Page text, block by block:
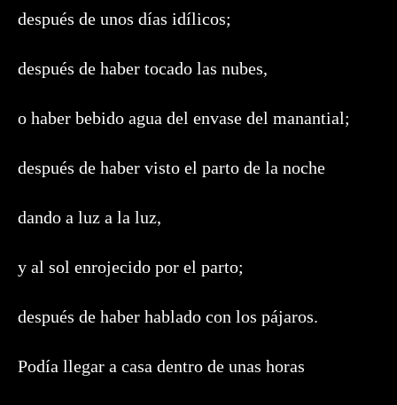
después de unos días idílicos;
después de haber tocado las nubes,
o haber bebido agua del envase del manantial;
después de haber visto el parto de la noche
dando a luz a la luz,
y al sol enrojecido por el parto;
después de haber hablado con los pájaros.
Podía llegar a casa dentro de unas horas